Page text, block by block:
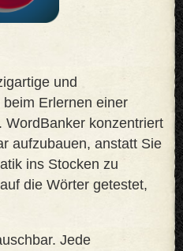
und
Erlernen einer
WordBanker konzentriert
aufzubauen, anstatt Sie
ins Stocken zu
die Wörter getestet,
Jede